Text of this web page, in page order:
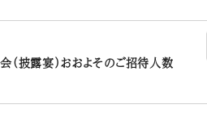
（披露宴）おおよそのご招待人数